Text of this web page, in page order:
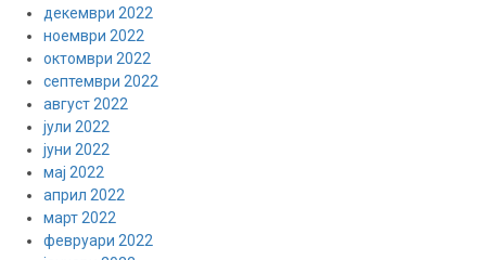
декември 2022
ноември 2022
октомври 2022
септември 2022
август 2022
јули 2022
јуни 2022
мај 2022
април 2022
март 2022
февруари 2022